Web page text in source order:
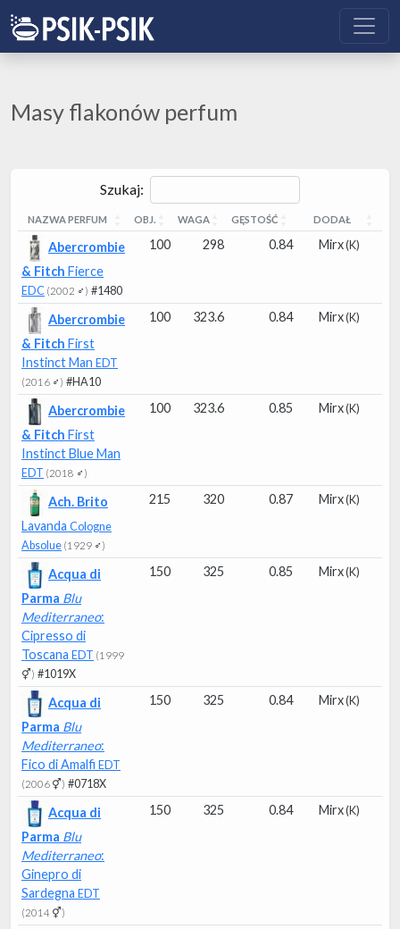
Masy flakonów perfum
Szukaj:
NAZWA PERFUM OBJ. WAGA GĘSTOŚĆ
DODAŁ
NAZWA PERFUM
OBJ. WAGA GĘSTOŚĆ DODAŁ
Abercrombie
& Fitch Fierce
EDC (2002 ♂) #1480
100 298 0.84 Mirx(K)
Abercrombie
& Fitch First
Instinct Man EDT
(2016 ♂) #HA10
100 323.6 0.84 Mirx(K)
Abercrombie
& Fitch First
Instinct Blue Man
EDT (2018 ♂)
100 323.6 0.85 Mirx(K)
Ach. Brito
Lavanda Cologne
Absolue (1929 ♂)
215 320 0.87 Mirx(K)
Acqua di
Parma Blu
Mediterraneo:
Cipresso di
Toscana EDT (1999
⚥) #1019X
150 325 0.85 Mirx(K)
Acqua di
Parma Blu
Mediterraneo:
Fico di Amalfi EDT
(2006 ⚥) #0718X
150 325 0.84 Mirx(K)
Acqua di
Parma Blu
Mediterraneo:
Ginepro di
Sardegna EDT
(2014 ⚥)
150 325 0.84 Mirx(K)